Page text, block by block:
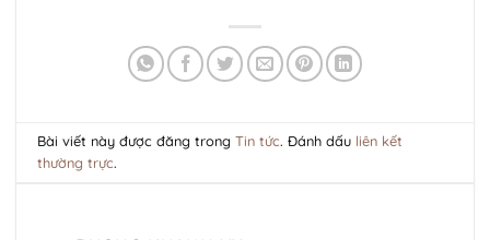
Bài viết này được đăng trongTin tức. Đánh dấu liên kết
thường trực.